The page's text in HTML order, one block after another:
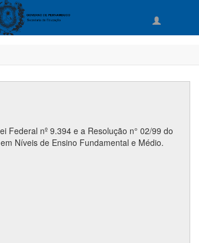
Federal nº 9.394 e a Resolução n° 02/99 do
Níveis de Ensino Fundamental e Médio.